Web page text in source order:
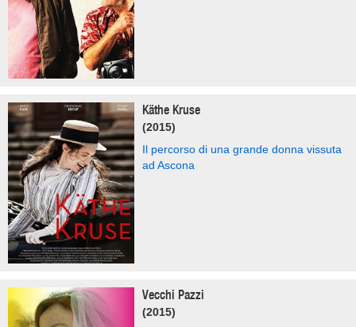
Käthe Kruse
(2015)
Il percorso di una grande donna vissuta
ad Ascona
Vecchi Pazzi
(2015)